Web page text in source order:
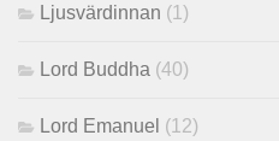
Ljusvärdinnan (1)
Lord Buddha (40)
Lord Emanuel (12)